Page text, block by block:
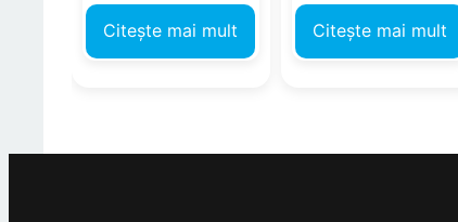
Citește mai mult Citește mai mult